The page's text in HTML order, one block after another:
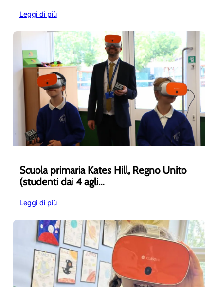
Leggi di più:
College,
Pechino
Scuola primaria Kates Hill, Regno Unito
(studenti dai 4 agli…
Leggi di più:
primaria
Kates
Hill,
Regno
Unito
(studenti
dai